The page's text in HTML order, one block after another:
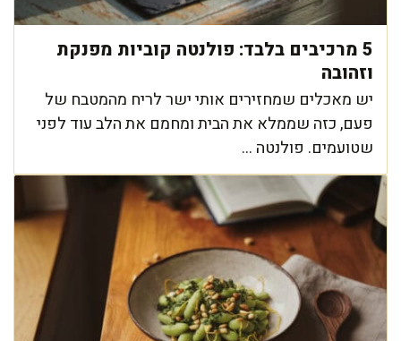
5 מרכיבים בלבד: פולנטה קוביות מפנקת
וזהובה
יש מאכלים שמחזירים אותי ישר לריח מהמטבח של
פעם, כזה שממלא את הבית ומחמם את הלב עוד לפני
שטועמים. פולנטה ...